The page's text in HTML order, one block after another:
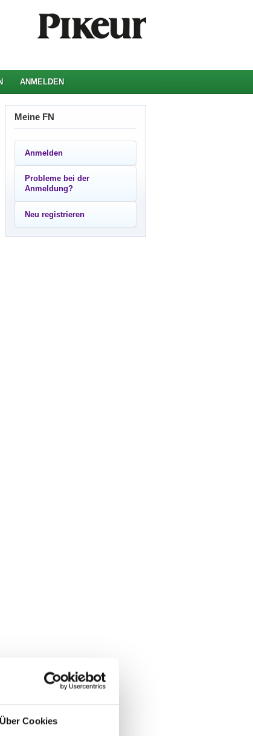
Über Cookies
ANMELDEN
Meine FN
Anmelden
Probleme bei der
Anmeldung?
Neu registrieren